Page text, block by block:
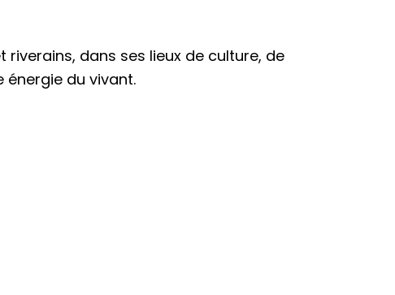
riverains, dans ses lieux de culture, de
du vivant.